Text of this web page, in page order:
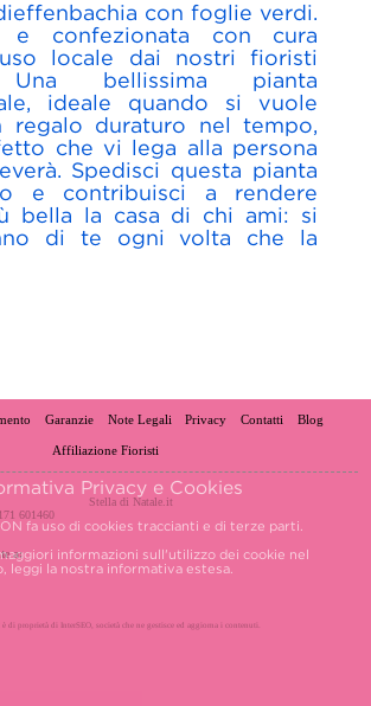
con foglie verdi.
e confezionata con cura
locale dai nostri fioristi
bellissima pianta
ideale quando si vuole
regalo duraturo nel tempo,
che vi lega alla persona
Spedisci questa pianta
e contribuisci a rendere
bella la casa di chi ami: si
di te ogni volta che la
Garanzie Note Legali Privacy Contatti Blog
Affiliazione Fioristi
Stella di Natale.it
601460
a:
è di proprietà di InterSEO, società che ne gestisce ed aggiorna i contenuti.
Privacy e Cookies
fa uso di cookies traccianti e di terze parti.
informazioni sull'utilizzo dei cookie nel
leggi la nostra informativa estesa.